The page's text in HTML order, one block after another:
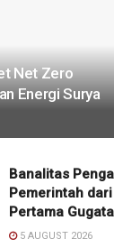
Net Zero
Energi Surya
Banalitas
Pemerintah
Pertama
5 AUGUST 2026